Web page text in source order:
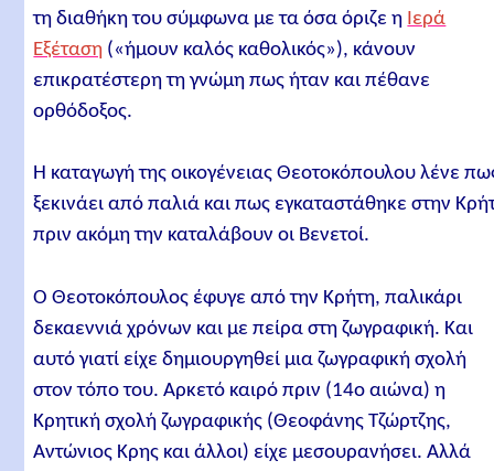
τη διαθήκη του σύμφωνα με τα όσα όριζε η Ιερά
Εξέταση («ήμουν καλός καθολικός»), κάνουν
επικρατέστερη τη γνώμη πως ήταν και πέθανε
ορθόδοξος.
Η καταγωγή της οικογένειας Θεοτοκόπουλου λένε
ξεκινάει από παλιά και πως εγκαταστάθηκε στην
πριν ακόμη την καταλάβουν οι Βενετοί.
Ο Θεοτοκόπουλος έφυγε από την Κρήτη, παλικάρι
δεκαεννιά χρόνων και με πείρα στη ζωγραφική. Και
αυτό γιατί είχε δημιουργηθεί μια ζωγραφική σχολή
στον τόπο του. Αρκετό καιρό πριν (14ο αιώνα) η
Κρητική σχολή ζωγραφικής (Θεοφάνης Τζώρτζης,
Αντώνιος Κρης και άλλοι) είχε μεσουρανήσει. Αλλά